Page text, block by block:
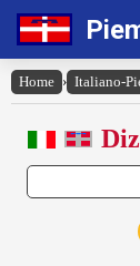
Home › Italiano-